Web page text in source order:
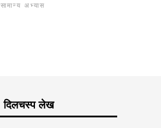
सामान्य अभ्यास
दिलचस्प लेख